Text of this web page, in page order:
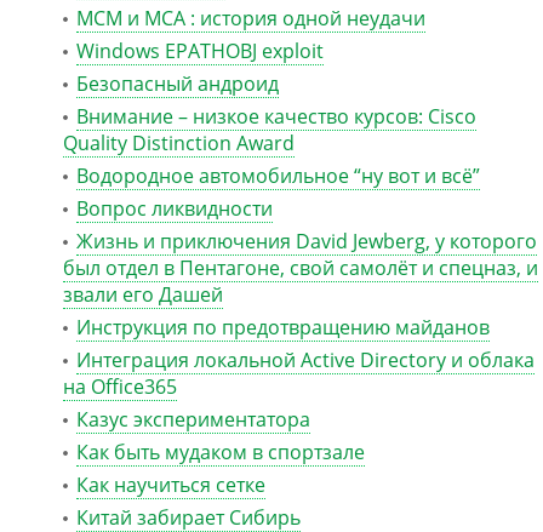
MCM и MCA : история одной неудачи
Windows EPATHOBJ exploit
Безопасный андроид
Внимание – низкое качество курсов: Cisco
Quality Distinction Award
Водородное автомобильное “ну вот и всё”
Вопрос ликвидности
Жизнь и приключения David Jewberg, у которого
был отдел в Пентагоне, свой самолёт и спецназ, и
звали его Дашей
Инструкция по предотвращению майданов
Интеграция локальной Active Directory и облака
на Office365
Казус экспериментатора
Как быть мудаком в спортзале
Как научиться сетке
Китай забирает Сибирь